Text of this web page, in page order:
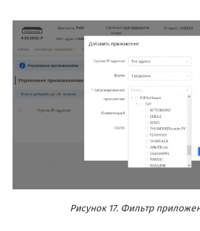
Рисунок 17. Фильтр